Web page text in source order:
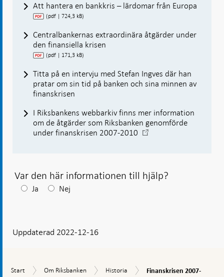
Att hantera en bankkris – lärdomar från Europa
(pdf | 724,3 kB)
Centralbankernas extraordinära åtgärder under
den finansiella krisen
(pdf | 171,3 kB)
Titta på en intervju med Stefan Ingves där han
pratar om sin tid på banken och sina minnen av
finanskrisen
I Riksbankens webbarkiv finns mer information
om de åtgärder som Riksbanken genomförde
under finanskrisen 2007-2010
flik
Var den här informationen till hjälp?
Efter
visas
Ja Nej
Uppdaterad 2022-12-16
Start
Start
Om
Om Riksbanken Historia
Historia
Finanskrisen
Finanskrisen 2007-